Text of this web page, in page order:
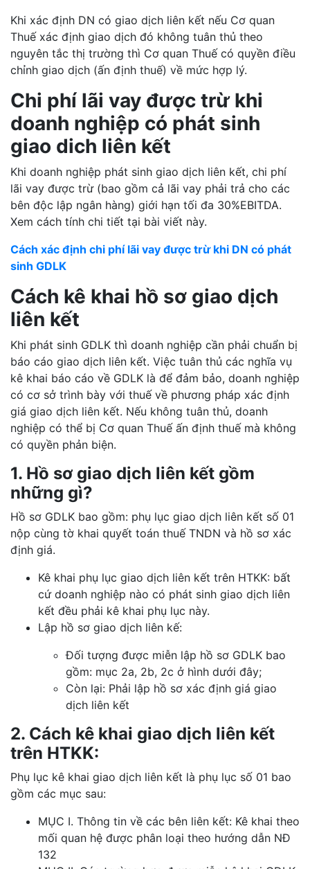
Khi xác định DN có giao dịch liên kết nếu Cơ quan
Thuế xác định giao dịch đó không tuân thủ theo
nguyên tắc thị trường thì Cơ quan Thuế có quyền điều
chỉnh giao dịch (ấn định thuế) về mức hợp lý.
Chi phí lãi vay được trừ khi
doanh nghiệp có phát sinh
giao dich liên kết
Khi doanh nghiệp phát sinh giao dịch liên kết, chi phí
lãi vay được trừ (bao gồm cả lãi vay phải trả cho các
bên độc lập ngân hàng) giới hạn tối đa 30%EBITDA.
Xem cách tính chi tiết tại bài viết này.
Cách xác định chi phí lãi vay được trừ khi DN có phát
sinh GDLK
Cách kê khai hồ sơ giao dịch
liên kết
Khi phát sinh GDLK thì doanh nghiệp cần phải chuẩn bị
báo cáo giao dịch liên kết. Việc tuân thủ các nghĩa vụ
kê khai báo cáo về GDLK là để đảm bảo, doanh nghiệp
có cơ sở trình bày với thuế về phương pháp xác định
giá giao dịch liên kết. Nếu không tuân thủ, doanh
nghiệp có thể bị Cơ quan Thuế ấn định thuế mà không
có quyền phản biện.
1. Hồ sơ giao dịch liên kết gồm
những gì?
Hồ sơ GDLK bao gồm: phụ lục giao dịch liên kết số 01
nộp cùng tờ khai quyết toán thuế TNDN và hồ sơ xác
định giá.
Kê khai phụ lục giao dịch liên kết trên HTKK: bất
cứ doanh nghiệp nào có phát sinh giao dịch liên
kết đều phải kê khai phụ lục này.
Lập hồ sơ giao dịch liên kế:
Đối tượng được miễn lập hồ sơ GDLK bao
gồm: mục 2a, 2b, 2c ở hình dưới đây;
Còn lại: Phải lập hồ sơ xác định giá giao
dịch liên kết
2. Cách kê khai giao dịch liên kết
trên HTKK:
Phụ lục kê khai giao dịch liên kết là phụ lục số 01 bao
gồm các mục sau:
MỤC I. Thông tin về các bên liên kết: Kê khai theo
mối quan hệ được phân loại theo hướng dẫn NĐ
132